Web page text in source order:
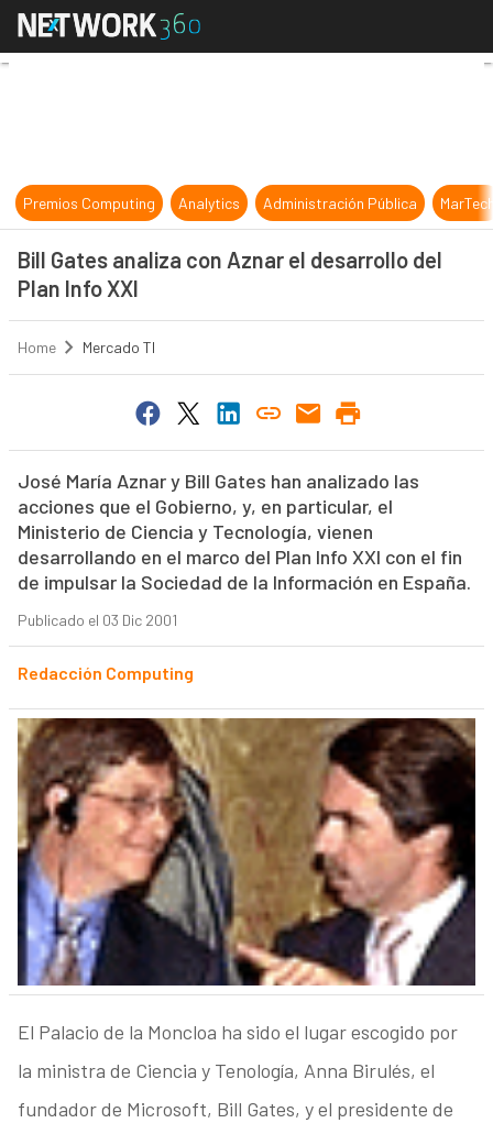
Bill Gates analiza con Aznar el
Premios Computing Analytics Administración Pública
Bill Gates analiza con Aznar el desarrollo del
Plan Info XXI
Home Mercado TI
José María Aznar y Bill Gates han analizado las
acciones que el Gobierno, y, en particular, el
Ministerio de Ciencia y Tecnología, vienen
desarrollando en el marco del Plan Info XXI con el fin
de impulsar la Sociedad de la Información en España.
Publicado el 03 Dic 2001
Redacción Computing
El Palacio de la Moncloa ha sido el lugar escogido por
la ministra de Ciencia y Tenología, Anna Birulés, el
fundador de Microsoft, Bill Gates, y el presidente de